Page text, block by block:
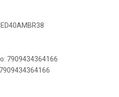
7909434364166